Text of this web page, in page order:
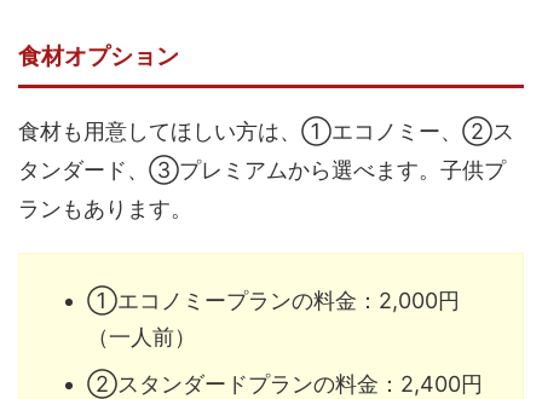
食材オプション
食材も用意してほしい方は、①エコノミー、②ス
タンダード、③プレミアムから選べます。子供プ
ランもあります。
①エコノミープランの料金：2,000円
（一人前）
②スタンダードプランの料金：2,400円